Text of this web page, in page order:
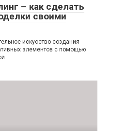
– как сделать
своими
искусство создания
элементов с помощью